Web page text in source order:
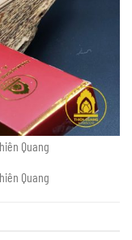
Quang
Quang